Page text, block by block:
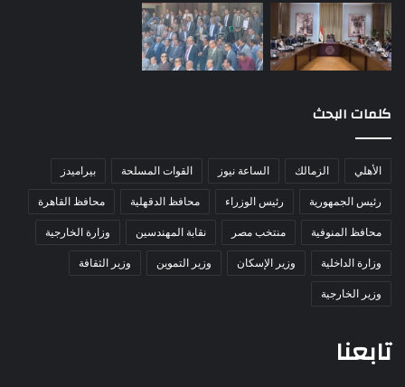
كلمات البحث
الأهلي الزمالك الساعة نيوز القوات المسلحة
بيراميدز
رئيس الجمهورية
رئيس الوزراء محافظ الدقهلية
محافظ القاهرة
محافظ المنوفية
منتخب مصر نقابة المهندسين
وزارة الخارجية
وزارة الداخلية
وزير الإسكان وزير التموين
وزير الثقافة
وزير الخارجية
تابعنا